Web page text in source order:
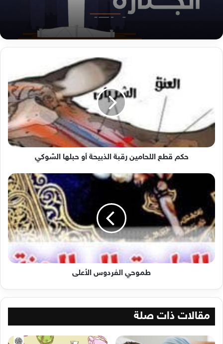
حبلها
الشوكي
حكم قطع اللحامين رقبة الذبيحة أو حبلها الشوكي
طموحي
الفردوس
الأعلى
طموحي الفردوس الأعلى
مقالات ذات صلة